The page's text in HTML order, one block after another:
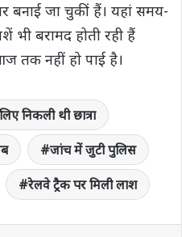
बनाई जा चुकीं हैं। यहां समय-
भी बरामद होती रही हैं
तक नहीं हो पाई है।
निकली थी छात्रा
जांच में जुटी पुलिस
रेलवे ट्रैक पर मिली लाश